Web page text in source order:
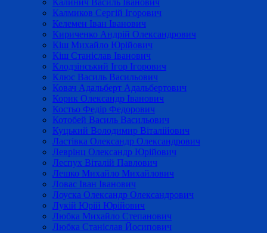
Калинич Василь Іванович
Калмиков Сергій Ігорович
Келемен Іван Іванович
Кириченко Андрій Олександрович
Кіш Михайло Юрійович
Кіш Станіслав Іванович
Клодзінський Ігор Ігорович
Клюс Василь Васильович
Ковач Адальберт Адальбертович
Корик Олександр Іванович
Костьо Федір Федорович
Котобей Василь Васильович
Куцький Володимир Віталійович
Ластівка Олександр Олександрович
Леврінц Олександр Юрійович
Леспух Віталій Павлович
Лешко Михайло Михайлович
Ловас Іван Іванович
Лоуска Олександр Олександрович
Лукій Юрій Юрійович
Любка Михайло Степанович
Любка Станіслав Йосипович